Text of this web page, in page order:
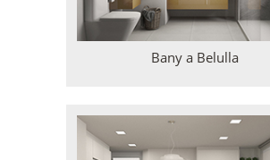
Bany a Belulla